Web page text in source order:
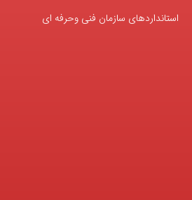
استانداردهای سازمان فنی وحرفه ای